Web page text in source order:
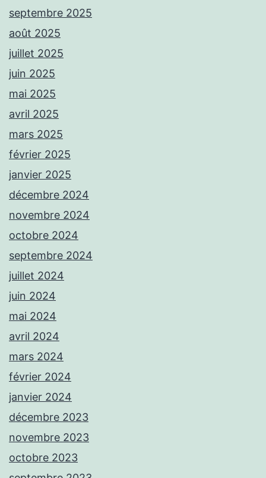
septembre 2025
août 2025
juillet 2025
juin 2025
mai 2025
avril 2025
mars 2025
février 2025
janvier 2025
décembre 2024
novembre 2024
octobre 2024
septembre 2024
juillet 2024
juin 2024
mai 2024
avril 2024
mars 2024
février 2024
janvier 2024
décembre 2023
novembre 2023
octobre 2023